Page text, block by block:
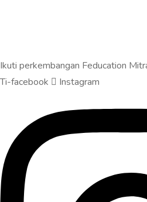
Ikuti perkembangan Feducation
Ti-facebook
Instagram